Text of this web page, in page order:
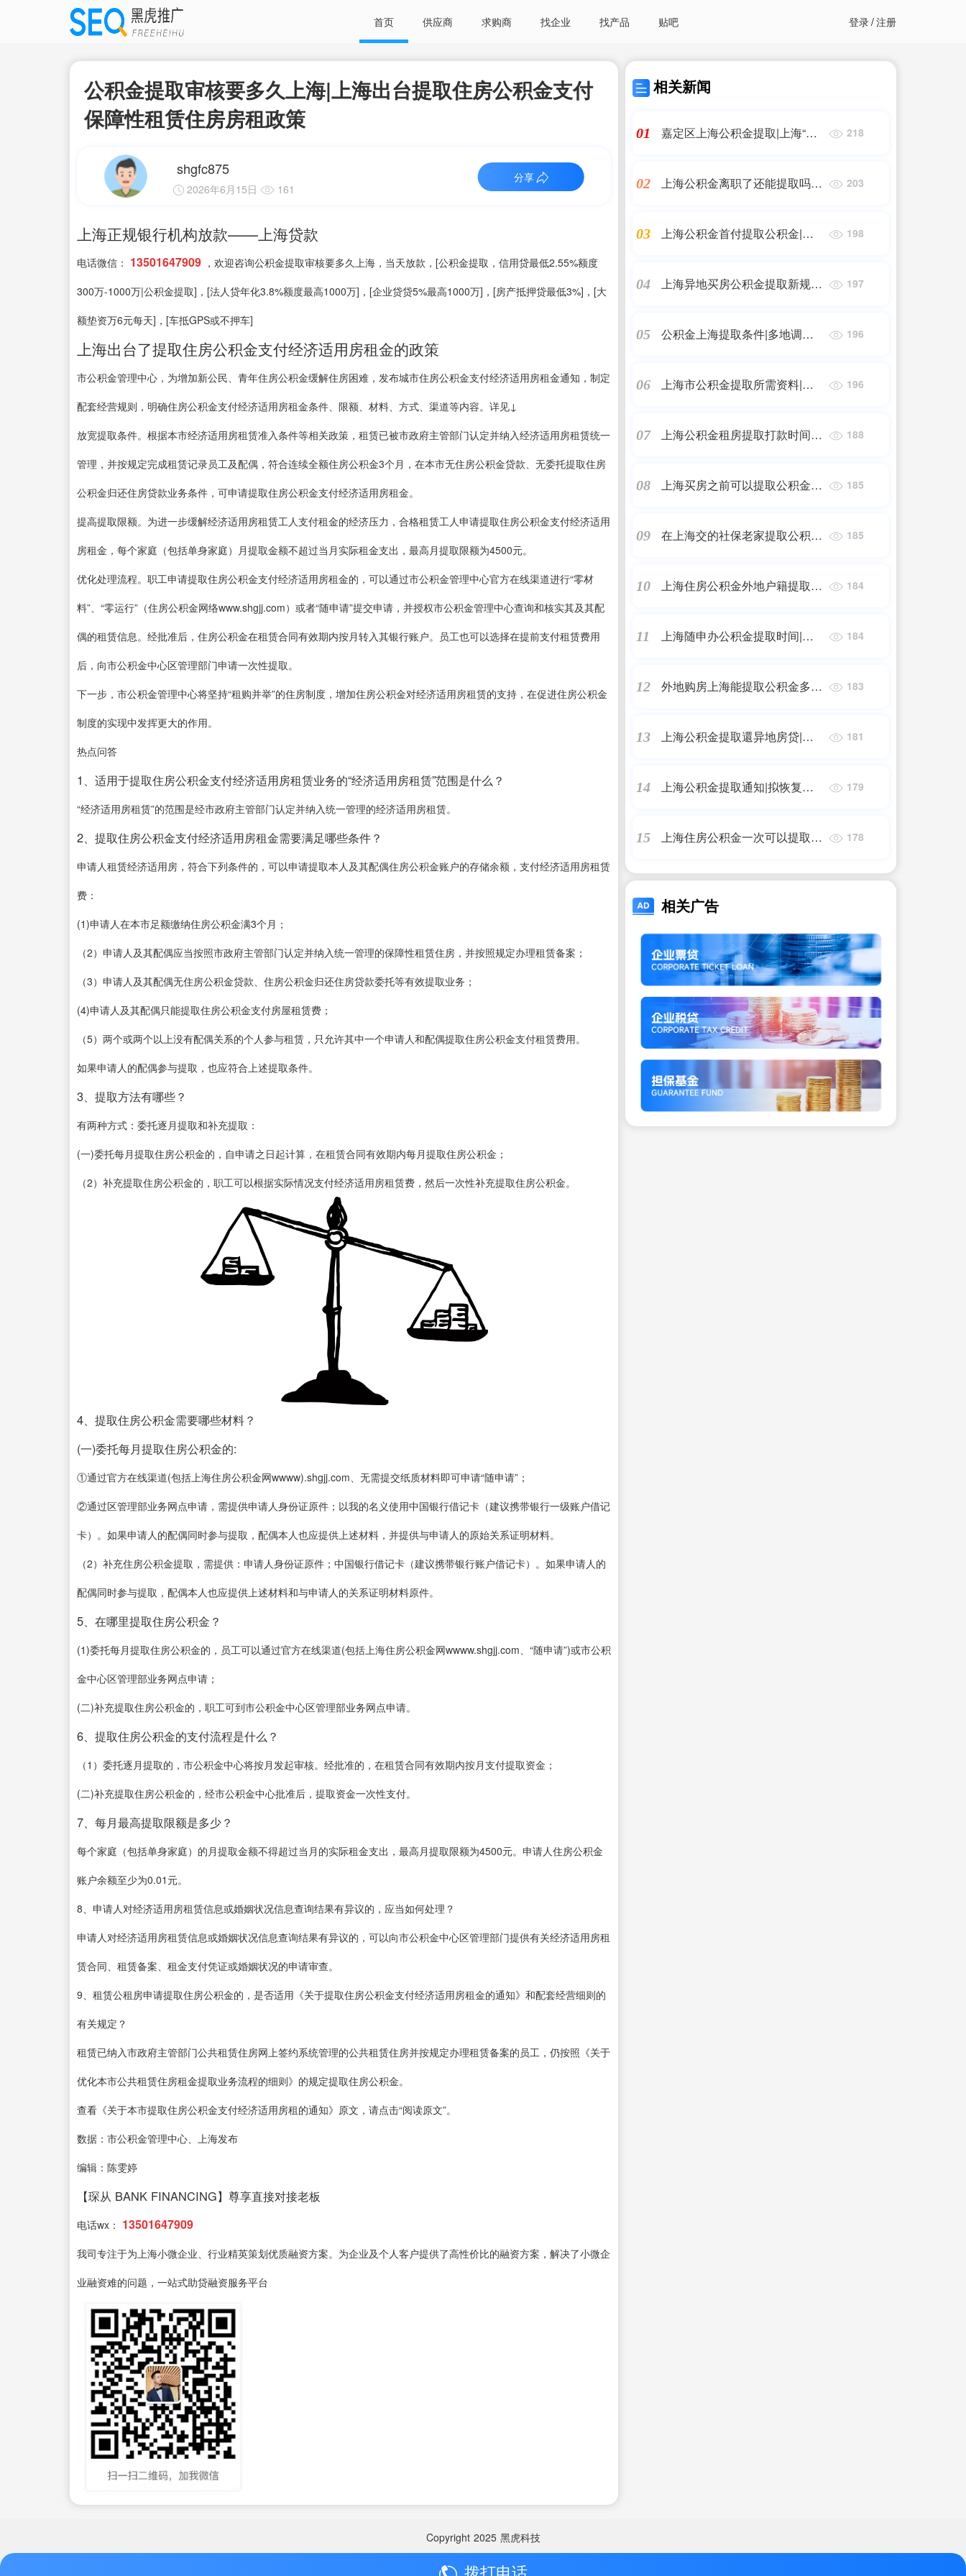
首页 供应商 求购商 找企业 找产品 贴吧 登录/注册
公积金提取审核要多久上海|上海出台提取住房公积金支付
保障性租赁住房房租政策
shgfc875
2026年6月15日 161
分享
上海正规银行机构放款——上海贷款
电话微信： 13501647909 ，欢迎咨询公积金提取审核要多久上海，当天放款，[公积金提取，信用贷最低2.55%额度
300万-1000万|公积金提取]，[法人贷年化3.8%额度最高1000万]，[企业贷贷5%最高1000万]，[房产抵押贷最低3%]，[大
额垫资万6元每天]，[车抵GPS或不押车]
上海出台了提取住房公积金支付经济适用房租金的政策
市公积金管理中心，为增加新公民、青年住房公积金缓解住房困难，发布城市住房公积金支付经济适用房租金通知，制定
配套经营规则，明确住房公积金支付经济适用房租金条件、限额、材料、方式、渠道等内容。详见↓
放宽提取条件。根据本市经济适用房租赁准入条件等相关政策，租赁已被市政府主管部门认定并纳入经济适用房租赁统一
管理，并按规定完成租赁记录员工及配偶，符合连续全额住房公积金3个月，在本市无住房公积金贷款、无委托提取住房
公积金归还住房贷款业务条件，可申请提取住房公积金支付经济适用房租金。
提高提取限额。为进一步缓解经济适用房租赁工人支付租金的经济压力，合格租赁工人申请提取住房公积金支付经济适用
房租金，每个家庭（包括单身家庭）月提取金额不超过当月实际租金支出，最高月提取限额为4500元。
优化处理流程。职工申请提取住房公积金支付经济适用房租金的，可以通过市公积金管理中心官方在线渠道进行“零材
料”、“零运行”（住房公积金网络www.shgjj.com）或者“随申请”提交申请，并授权市公积金管理中心查询和核实其及其配
偶的租赁信息。经批准后，住房公积金在租赁合同有效期内按月转入其银行账户。员工也可以选择在提前支付租赁费用
后，向市公积金中心区管理部门申请一次性提取。
下一步，市公积金管理中心将坚持“租购并举”的住房制度，增加住房公积金对经济适用房租赁的支持，在促进住房公积金
制度的实现中发挥更大的作用。
热点问答
1、适用于提取住房公积金支付经济适用房租赁业务的“经济适用房租赁”范围是什么？
“经济适用房租赁”的范围是经市政府主管部门认定并纳入统一管理的经济适用房租赁。
2、提取住房公积金支付经济适用房租金需要满足哪些条件？
申请人租赁经济适用房，符合下列条件的，可以申请提取本人及其配偶住房公积金账户的存储余额，支付经济适用房租赁
费：
(1)申请人在本市足额缴纳住房公积金满3个月；
（2）申请人及其配偶应当按照市政府主管部门认定并纳入统一管理的保障性租赁住房，并按照规定办理租赁备案；
（3）申请人及其配偶无住房公积金贷款、住房公积金归还住房贷款委托等有效提取业务；
(4)申请人及其配偶只能提取住房公积金支付房屋租赁费；
（5）两个或两个以上没有配偶关系的个人参与租赁，只允许其中一个申请人和配偶提取住房公积金支付租赁费用。
如果申请人的配偶参与提取，也应符合上述提取条件。
3、提取方法有哪些？
有两种方式：委托逐月提取和补充提取：
(一)委托每月提取住房公积金的，自申请之日起计算，在租赁合同有效期内每月提取住房公积金；
（2）补充提取住房公积金的，职工可以根据实际情况支付经济适用房租赁费，然后一次性补充提取住房公积金。
4、提取住房公积金需要哪些材料？
(一)委托每月提取住房公积金的:
①通过官方在线渠道(包括上海住房公积金网wwww).shgjj.com、无需提交纸质材料即可申请“随申请”；
②通过区管理部业务网点申请，需提供申请人身份证原件；以我的名义使用中国银行借记卡（建议携带银行一级账户借记
卡）。如果申请人的配偶同时参与提取，配偶本人也应提供上述材料，并提供与申请人的原始关系证明材料。
（2）补充住房公积金提取，需提供：申请人身份证原件；中国银行借记卡（建议携带银行账户借记卡）。如果申请人的
配偶同时参与提取，配偶本人也应提供上述材料和与申请人的关系证明材料原件。
5、在哪里提取住房公积金？
(1)委托每月提取住房公积金的，员工可以通过官方在线渠道(包括上海住房公积金网wwww.shgjj.com、“随申请”)或市公积
金中心区管理部业务网点申请；
(二)补充提取住房公积金的，职工可到市公积金中心区管理部业务网点申请。
6、提取住房公积金的支付流程是什么？
（1）委托逐月提取的，市公积金中心将按月发起审核。经批准的，在租赁合同有效期内按月支付提取资金；
(二)补充提取住房公积金的，经市公积金中心批准后，提取资金一次性支付。
7、每月最高提取限额是多少？
每个家庭（包括单身家庭）的月提取金额不得超过当月的实际租金支出，最高月提取限额为4500元。申请人住房公积金
账户余额至少为0.01元。
8、申请人对经济适用房租赁信息或婚姻状况信息查询结果有异议的，应当如何处理？
申请人对经济适用房租赁信息或婚姻状况信息查询结果有异议的，可以向市公积金中心区管理部门提供有关经济适用房租
赁合同、租赁备案、租金支付凭证或婚姻状况的申请审查。
9、租赁公租房申请提取住房公积金的，是否适用《关于提取住房公积金支付经济适用房租金的通知》和配套经营细则的
有关规定？
租赁已纳入市政府主管部门公共租赁住房网上签约系统管理的公共租赁住房并按规定办理租赁备案的员工，仍按照《关于
优化本市公共租赁住房租金提取业务流程的细则》的规定提取住房公积金。
查看《关于本市提取住房公积金支付经济适用房租的通知》原文，请点击“阅读原文”。
数据：市公积金管理中心、上海发布
编辑：陈雯婷
【琛从 BANK FINANCING】尊享直接对接老板
电话wx： 13501647909
我司专注于为上海小微企业、行业精英策划优质融资方案。为企业及个人客户提供了高性价比的融资方案，解决了小微企
业融资难的问题，一站式助贷融资服务平台
相关新闻
01
嘉定区上海公积金提取|上海“保
218
02
上海公积金离职了还能提取吗|
布
203
03
上海公积金首付提取公积金|上
积金提取条件
198
04
上海异地买房公积金提取新规
197
05
公积金上海提取条件|多地调整
196
06
上海市公积金提取所需资料|上
196
07
上海公积金租房提取打款时间|
188
08
上海买房之前可以提取公积金
185
09
在上海交的社保老家提取公积金
185
10
上海住房公积金外地户籍提取|
184
11
上海随申办公积金提取时间|今
184
12
外地购房上海能提取公积金多少
183
13
上海公积金提取還异地房贷|异
181
14
上海公积金提取通知|拟恢复按
179
15
上海住房公积金一次可以提取多
变
178
相关广告
Copyright 2025 黑虎科技
拨打电话